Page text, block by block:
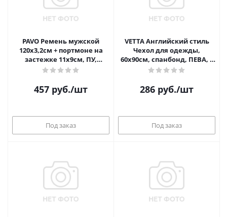
PAVO Ремень мужской
120х3,2см + портмоне на
застежке 11х9см, ПУ,
металл, цвет черный, 2 диз
457 руб./шт
Под заказ
VETTA Английский стиль
Чехол для одежды,
60х90см, спанбонд, ПЕВА, 2
дизайна
286 руб./шт
Под заказ